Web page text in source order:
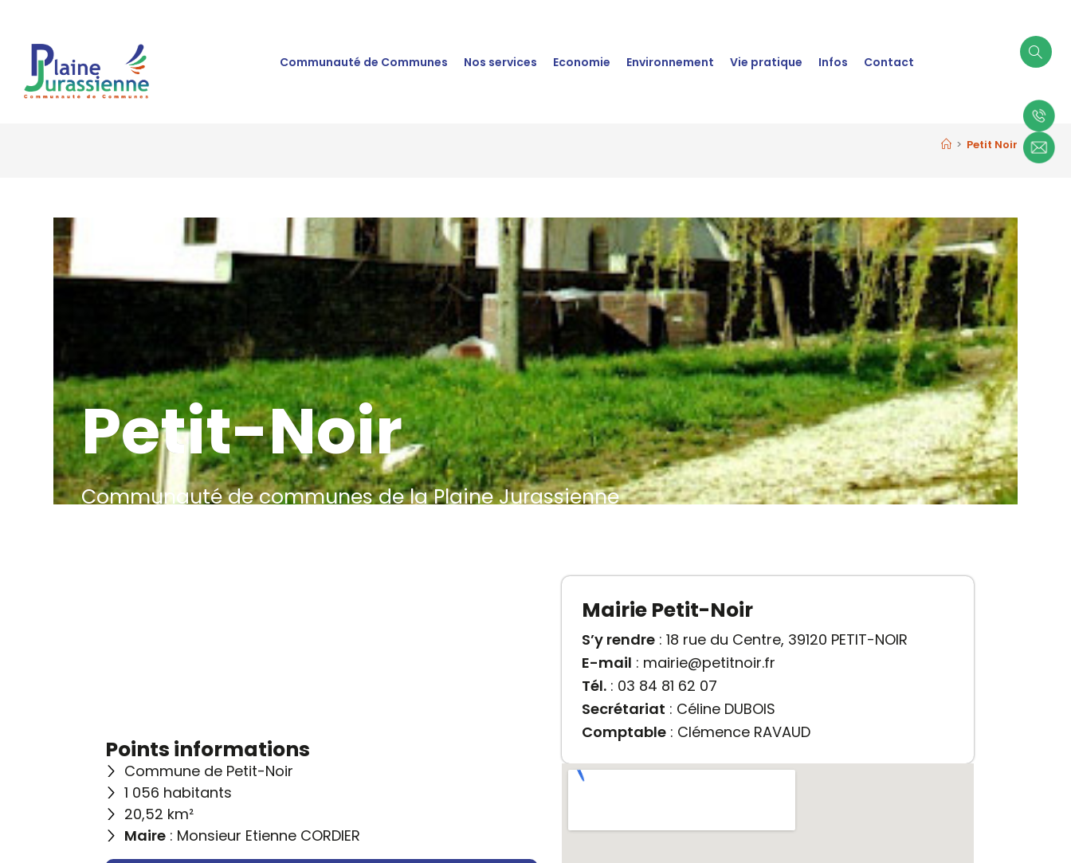
Communauté de Communes Nos services Economie Environnement Vie pratique Infos Contact
> Petit Noir
Petit-Noir
Communauté de communes de la Plaine Jurassienne
Points informations
Commune de Petit-Noir
1 056 habitants
20,52 km²
Maire: Monsieur Etienne CORDIER
Mairie Petit-Noir
S’y rendre : 18 rue du Centre, 39120 PETIT-NOIR
E-mail : mairie@petitnoir.fr
Tél. : 03 84 81 62 07
Secrétariat : Céline DUBOIS
Comptable : Clémence RAVAUD